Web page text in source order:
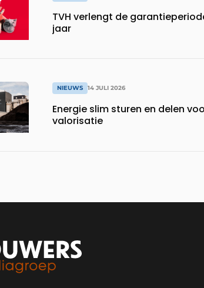
TVH verlengt de
jaar
NIEUWS 14 JULI 2026
Energie slim sturen en delen
valorisatie